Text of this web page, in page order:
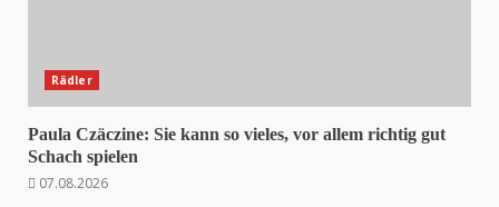
Rädler
Paula Czäczine: Sie kann so vieles, vor allem richtig gut
Schach spielen
07.08.2026